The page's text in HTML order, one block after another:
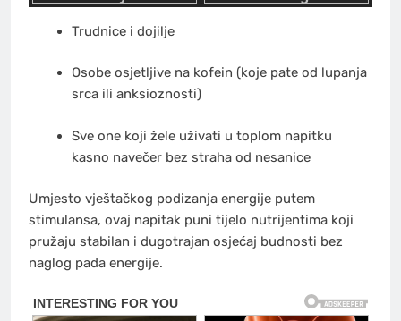
Trudnice i dojilje
Osobe osjetljive na kofein (koje pate od lupanja
srca ili anksioznosti)
Sve one koji žele uživati u toplom napitku
kasno navečer bez straha od nesanice
Umjesto vještačkog podizanja energije putem
stimulansa, ovaj napitak puni tijelo nutrijentima koji
pružaju stabilan i dugotrajan osjećaj budnosti bez
naglog pada energije.